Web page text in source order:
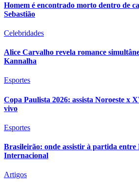
Homem é encontrado morto dentro de
Sebastião
Celebridades
Alice Carvalho revela romance
Kannalha
Esportes
Copa Paulista 2026: assista Noroeste x
vivo
Esportes
Brasileirão: onde assistir à partida entre
Internacional
Artigos